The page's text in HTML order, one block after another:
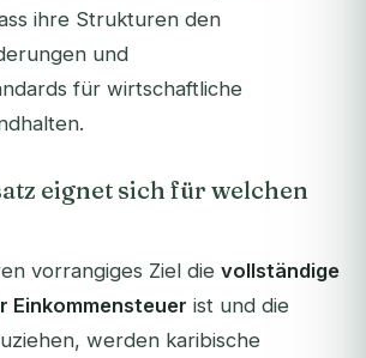
ihre Strukturen den
und
für wirtschaftliche
eignet sich für welchen
vorrangiges Ziel die vollständige
Einkommensteuer ist und die
werden karibische